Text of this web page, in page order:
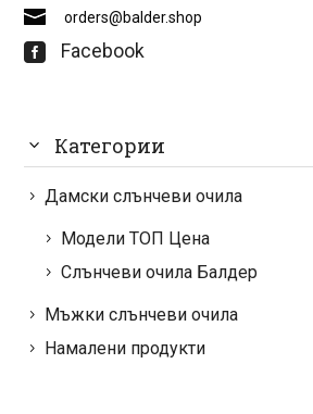
orders@balder.shop
 Facebook
Категории
Дамски слънчеви очила
Модели ТОП Цена
Слънчеви очила Балдер
Мъжки слънчеви очила
Намалени продукти